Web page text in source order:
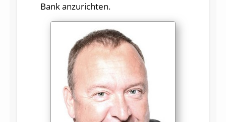
Bank anzurichten.